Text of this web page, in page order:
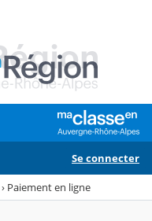
Se connecter
› Paiement en ligne